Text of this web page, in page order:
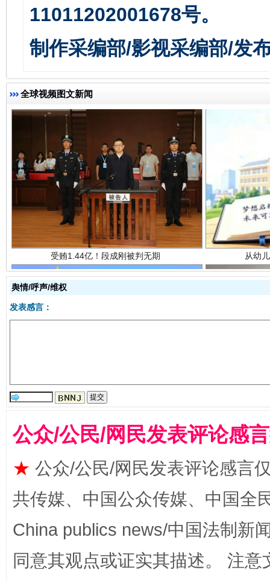
11011202001678号。
制作采编部/影视采编部/发
全球视频图文新闻
揭开“小金库”的免责幌子
受贿1.44亿！段成刚被判无期 从幼
阿坝州三大球赛在茂县开幕 规模
舆情/呼声/维权
发表感言：
公众/公民/网民发表评论感
★ 公众/公民/网民发表评论感言
共传媒、中国公众传媒、中国全
China publics news/中国法制新
同意其观点或证实其描述。 注